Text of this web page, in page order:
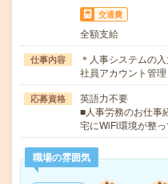
交通費
全額支給
仕事内容
＊人事システムの
社員アカウント管
応募資格
英語力不要
■人事労務のお仕事
宅にWiFi環境が整
職場の雰囲気